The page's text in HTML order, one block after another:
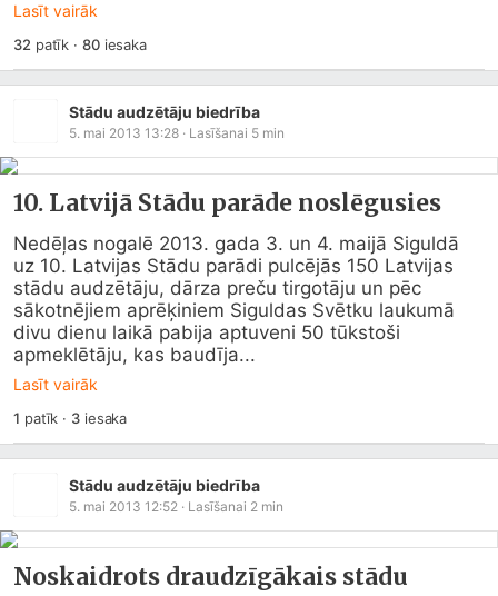
Lasīt vairāk
32 patīk · 80iesaka
Stādu audzētāju biedrība
5. mai 2013 13:28 · Lasīšanai 5 min
10. Latvijā Stādu parāde noslēgusies
Nedēļas nogalē 2013. gada 3. un 4. maijā Siguldā
uz 10. Latvijas Stādu parādi pulcējās 150 Latvijas
stādu audzētāju, dārza preču tirgotāju un pēc
sākotnējiem aprēķiniem Siguldas Svētku laukumā
divu dienu laikā pabija aptuveni 50 tūkstoši
apmeklētāju, kas baudīja...
Lasīt vairāk
1 patīk · 3iesaka
Stādu audzētāju biedrība
5. mai 2013 12:52 · Lasīšanai 2 min
Noskaidrots draudzīgākais stādu